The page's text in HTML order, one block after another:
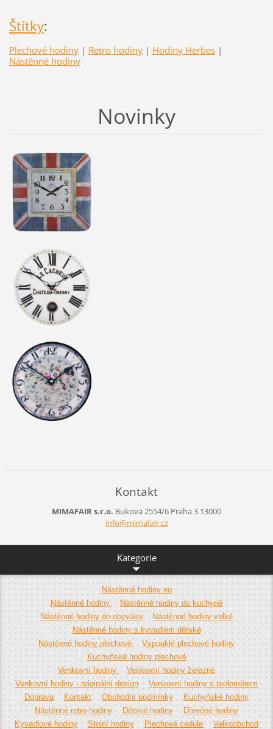
Štítky:
Plechové hodiny | Retro hodiny | Hodiny Herbes |
Nástěnné hodiny
Novinky
Kontakt
MIMAFAIR s.r.o. Bukova 2554/6 Praha 3 13000
info@mimafair.cz
Kategorie
Nástěnné hodiny eu
Nástěnné hodiny
Nástěnné hodiny do kuchyně
Nástěnné hodiny do obýváku
Nástěnné hodiny velké
Nástěnné hodiny s kyvadlem dětské
Nástěnné hodiny plechové
Vypouklé plechové hodiny
Kuchyňské hodiny plechové
Venkovní hodiny
Venkovní hodiny železné
Venkovní hodiny - originální design
Venkovní hodiny s teploměrem
Doprava
Kontakt Obchodní podmínky
Kuchyňské hodiny
Nástěnné retro hodiny
Dětské hodiny
Dřevěné hodiny
Kyvadlové hodiny
Stolní hodiny Plechové cedule Velkoobchod